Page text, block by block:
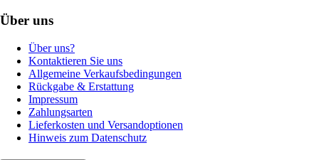
Über uns
Über uns?
Kontaktieren Sie uns
Allgemeine Verkaufsbedingungen
Rückgabe & Erstattung
Impressum
Zahlungsarten
Lieferkosten und Versandoptionen
Hinweis zum Datenschutz